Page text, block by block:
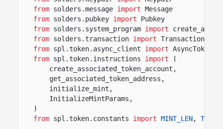
from solders.message import Message
from solders.pubkey import
Pubkey
from solders.system_program import
from solders.transaction import Transaction
from spl.token.async_client import AsyncToken
from spl.token.instructions import
(
create_associated_token_account,
get_associated_token_address,
initialize_mint,
InitializeMintParams,
)
from spl.token.constants import MINT_LEN,